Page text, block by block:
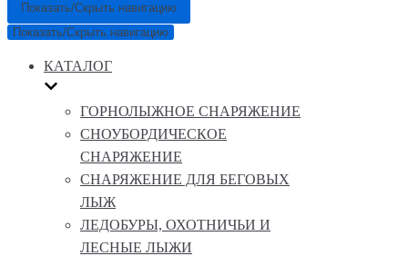
Показать/Скрыть навигацию
Показать/Скрыть навигацию
КАТАЛОГ
ГОРНОЛЫЖНОЕ СНАРЯЖЕНИЕ
СНОУБОРДИЧЕСКОЕ
СНАРЯЖЕНИЕ
СНАРЯЖЕНИЕ ДЛЯ БЕГОВЫХ
ЛЫЖ
ЛЕДОБУРЫ, ОХОТНИЧЬИ И
ЛЕСНЫЕ ЛЫЖИ